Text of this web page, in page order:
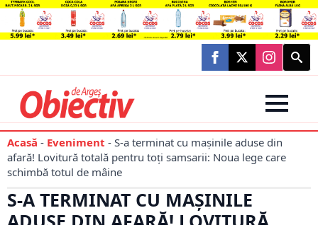
Search
for:
Acasă - Eveniment - S-a terminat cu mașinile aduse din
afară! Lovitură totală pentru toți samsarii: Noua lege care
schimbă totul de mâine
S-A TERMINAT CU MAȘINILE